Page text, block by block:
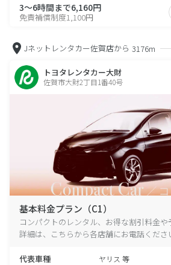
3～6時間まで6,160円
免責補償制度1,100円
Jネットレンタカー佐賀店から 3176m
トヨタレンタカー大財
佐賀市大財2丁目1番40号
基本料金プラン（C1）
コンパクトのレンタル、お得な割引料金
詳細は、こちらから各店舗にお電話くださ
代表車種 ヤリス 等